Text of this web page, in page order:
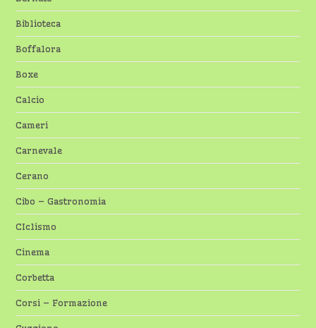
Biblioteca
Boffalora
Boxe
Calcio
Cameri
Carnevale
Cerano
Cibo – Gastronomia
CIclismo
Cinema
Corbetta
Corsi – Formazione